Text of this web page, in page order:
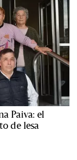
Paiva: el
de lesa